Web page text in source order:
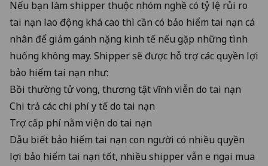
Nếu bạn làm shipper thuộc nhóm nghề có tỷ lệ rủi ro
tai nạn lao động khá cao thì cần có bảo hiểm tai nạn cá
nhân để giảm gánh nặng kinh tế nếu gặp những tình
huống không may. Shipper sẽ được hỗ trợ các quyền lợi
bảo hiểm tai nạn như:
Bồi thường tử vong, thương tật vĩnh viễn do tai nạn
Chi trả các chi phí y tế do tai nạn
Trợ cấp phí nằm viện do tai nạn
Dẫu biết bảo hiểm tai nạn con người có nhiều quyền
lợi bảo hiểm tai nạn tốt, nhiều shipper vẫn e ngại mua